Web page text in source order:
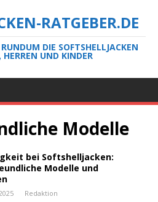
RATGEBER.DE
DIE SOFTSHELLJACKEN
HERREN UND KINDER
Modelle
bei Softshelljacken:
Modelle und
Redaktion